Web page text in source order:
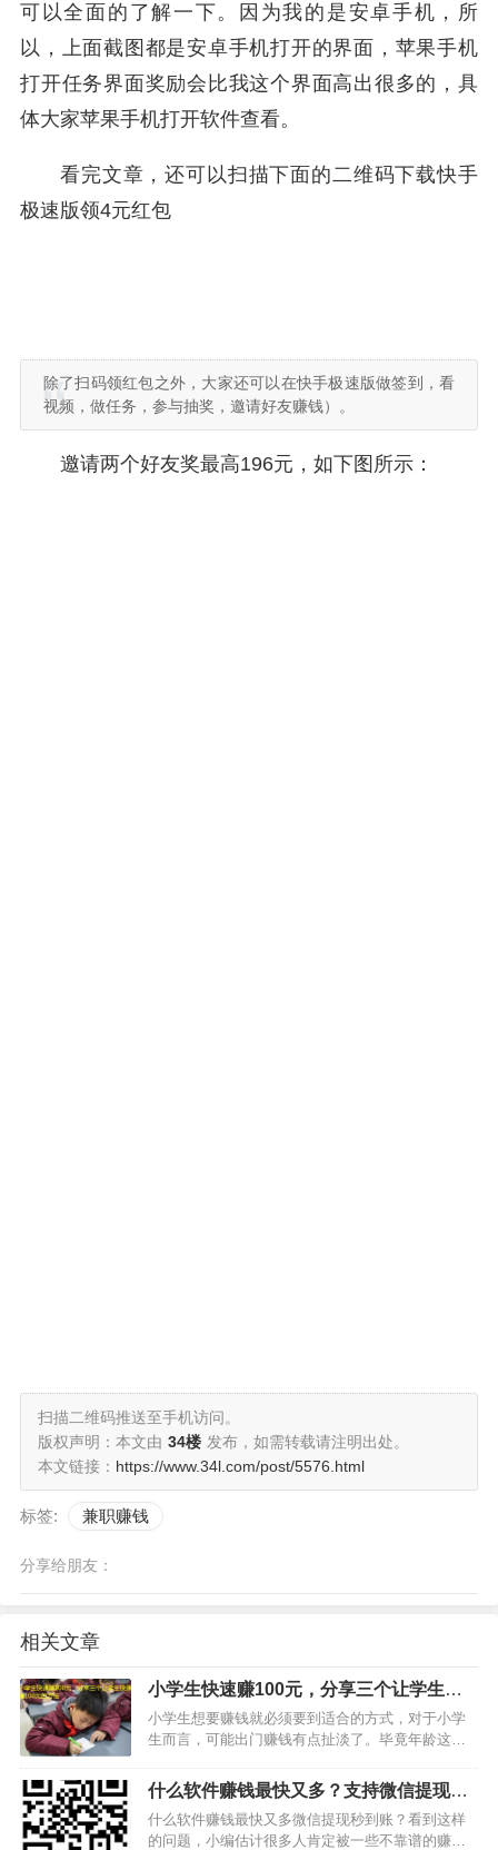
可以全面的了解一下。因为我的是安卓手机，所
以，上面截图都是安卓手机打开的界面，苹果手机
打开任务界面奖励会比我这个界面高出很多的，具
体大家苹果手机打开软件查看。
看完文章，还可以扫描下面的二维码下载快手
极速版领4元红包
除了扫码领红包之外，大家还可以在快手极速版做签到，看
视频，做任务，参与抽奖，邀请好友赚钱）。
邀请两个好友奖最高196元，如下图所示：
扫描二维码推送至手机访问。
版权声明：本文由 34楼 发布，如需转载请注明出处。
本文链接： https://www.34l.com/post/5576.html
标签: 兼职赚钱
分享给朋友：
相关文章
小学生快速赚100元，分享三个让学生快
速赚100元的方法
小学生想要赚钱就必须要到适合的方式，对于小学
生而言，可能出门赚钱有点扯淡了。毕竟年龄这么
依托那些虚拟的渠道。如果你游戏玩得好那可以做
代打，如果你唱歌或者有才艺，那可以去短视频平
台崭露头角，如果你觉…
什么软件赚钱最快又多？支持微信提现秒
到账的软件
什么软件赚钱最快又多微信提现秒到账？看到这样
的问题，小编估计很多人肯定被一些不靠谱的赚钱